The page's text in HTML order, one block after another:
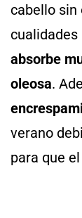
cabello sin
absorbe
oleosa.
verano
para que